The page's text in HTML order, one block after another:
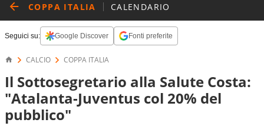
COPPA ITALIA CALENDARIO
Seguici su: Google Discover Fonti preferite
CALCIO COPPA ITALIA
Il Sottosegretario alla Salute Costa:
"Atalanta-Juventus col 20% del
pubblico"